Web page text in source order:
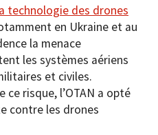
technologie des drones
en Ukraine et au
la menace
les systèmes aériens
et civiles.
ce risque, l’OTAN a opté
contre les drones